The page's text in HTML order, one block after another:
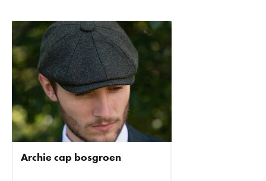
Archie cap bosgroen